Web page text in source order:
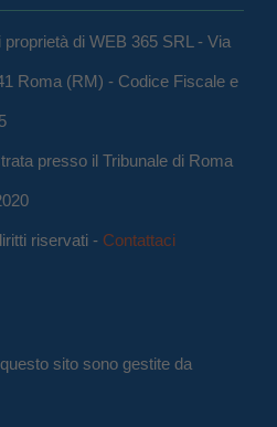
di WEB 365 SRL - Via
Roma (RM) - Codice Fiscale e
presso il Tribunale di Roma
riservati - Contattaci
sito sono gestite da